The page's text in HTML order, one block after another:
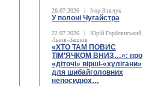
26.07.2026 | Ігор Зіньчук
У полоні Чугайстра
22.07.2026 |
Юрій Горблянський,
Львів–Зашків
«ХТО ТАМ ПОВИС
ТІМ’ЯЧКОМ ВНИЗ…»: про
«діточі» вірші-«хулігани»
для шибайголовних
непосидюх…